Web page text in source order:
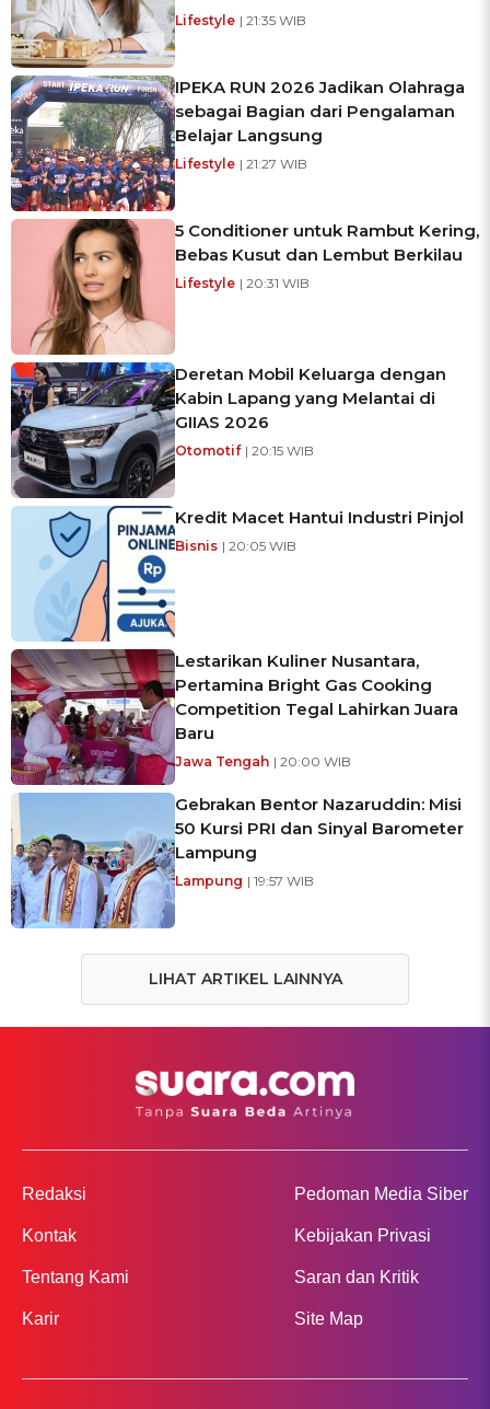
Lifestyle | 21:35 WIB
IPEKA RUN 2026 Jadikan Olahraga
sebagai Bagian dari Pengalaman
Belajar Langsung
Lifestyle | 21:27 WIB
5 Conditioner untuk Rambut Kering,
Bebas Kusut dan Lembut Berkilau
Lifestyle | 20:31 WIB
Deretan Mobil Keluarga dengan
Kabin Lapang yang Melantai di
GIIAS 2026
Otomotif | 20:15 WIB
Kredit Macet Hantui Industri Pinjol
Bisnis | 20:05 WIB
Lestarikan Kuliner Nusantara,
Pertamina Bright Gas Cooking
Competition Tegal Lahirkan Juara
Baru
Jawa Tengah | 20:00 WIB
Gebrakan Bentor Nazaruddin: Misi
50 Kursi PRI dan Sinyal Barometer
Lampung
Lampung | 19:57 WIB
LIHAT ARTIKEL LAINNYA
Redaksi
Kontak
Tentang Kami
Karir
Pedoman Media Siber
Kebijakan Privasi
Saran dan Kritik
Site Map